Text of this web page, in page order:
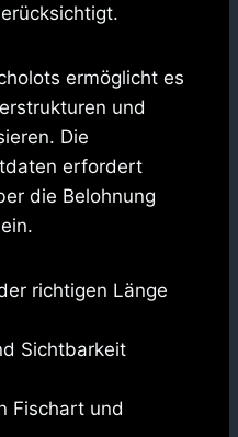
ermöglicht es
und
Die
erfordert
die Belohnung
richtigen Länge
Sichtbarkeit
Fischart und